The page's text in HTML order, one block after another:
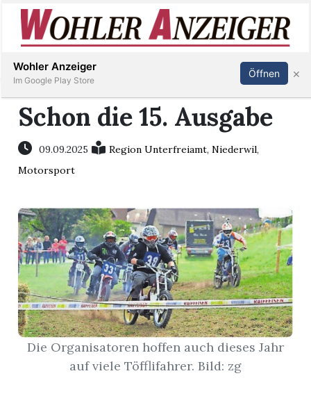
Immobilien
Veranstaltungen
Stellen
E-
Paper
Newsletter
App
Inserieren Abonnieren Anmelden
Schon die 15. Ausgabe
09.09.2025 Region Unterfreiamt,Niederwil,
Motorsport
Die Organisatoren hoffen auch dieses Jahr
auf viele Töfflifahrer. Bild: zg
Wohler Anzeiger
Im Google Play Store
Öffnen ×